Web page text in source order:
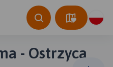
- Ostrzyca